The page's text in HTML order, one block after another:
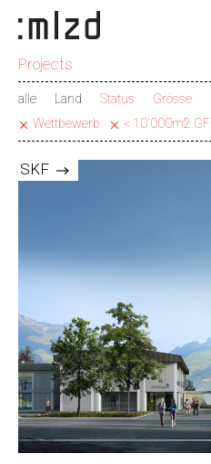
Projects
alle Land Status
Grösse
Wettbewerb
< 10'000m2 GF
SKF